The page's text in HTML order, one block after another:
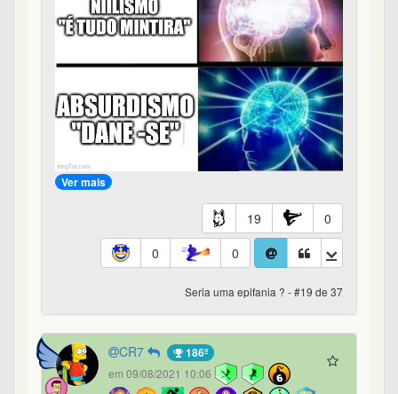
Ver mais
19
0
0
0
Seria uma epifania ? - #19 de 37
CR7 186º
em 09/08/2021 10:06